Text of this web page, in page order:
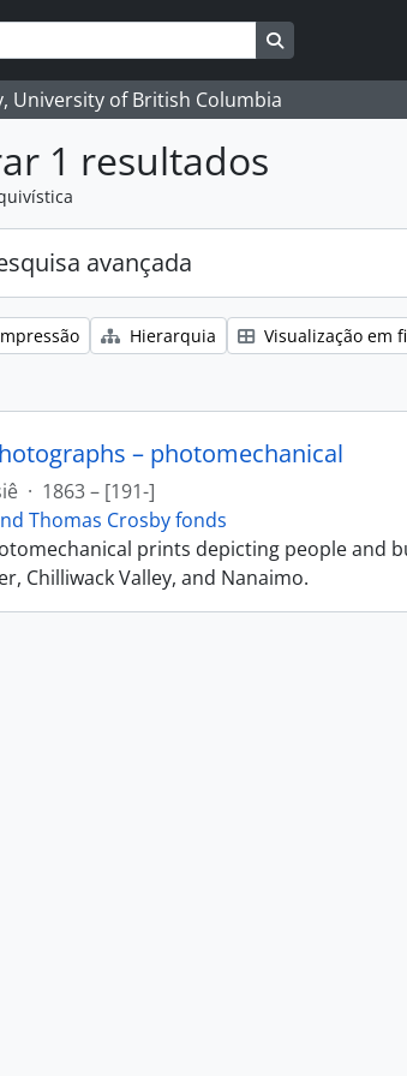
Search in
University of British Columbia
1 resultados
avançada
Hierarquia Visualização em
– photomechanical
· 1863 – [191-]
Thomas Crosby fonds
prints depicting people and
Chilliwack Valley, and Nanaimo.